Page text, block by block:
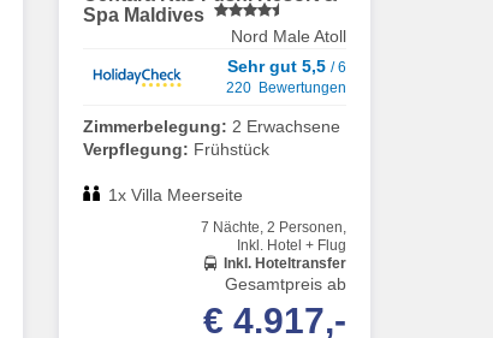
Spa Maldives
Nord Male Atoll
Sehr gut 5,5 / 6
220 Bewertungen
Zimmerbelegung: 2 Erwachsene
Verpflegung: Frühstück
1x Villa Meerseite
7 Nächte, 2 Personen,
Inkl. Hotel + Flug
Inkl. Hoteltransfer
Gesamtpreis ab
€ 4.917,-